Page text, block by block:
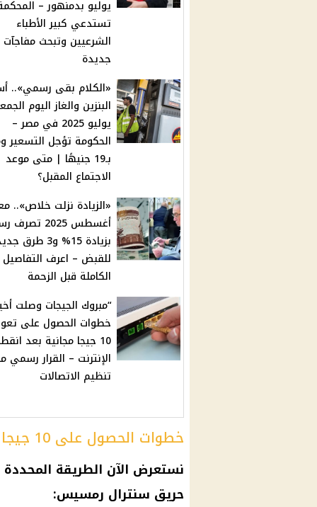
يوليو بدمنهور –
تستدعي كبير الأطباء
الشرعيين وتبحث مفاجآت
جديدة
«الكلام بقى رسمي»..
يوليو 2025 في مصر –
بـ19 جنيهًا | متى موعد
الاجتماع المقبل؟
«الزيادة نزلت خلاص»..
أغسطس 2025
بزيادة 15% و3 طرق
للقبض – اعرف التفاصيل
الكاملة قبل الزحمة
“مبروك الجيجات وصلت
خطوات الحصول على
10 جيجا مجانية بعد
الإنترنت – القرار رسمي
تنظيم الاتصالات
خطوات الحصول على 10 جيجا من كل شركة
حريق سنترال رمسيس: